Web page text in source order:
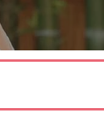
埼玉県(1)
石川県(7)